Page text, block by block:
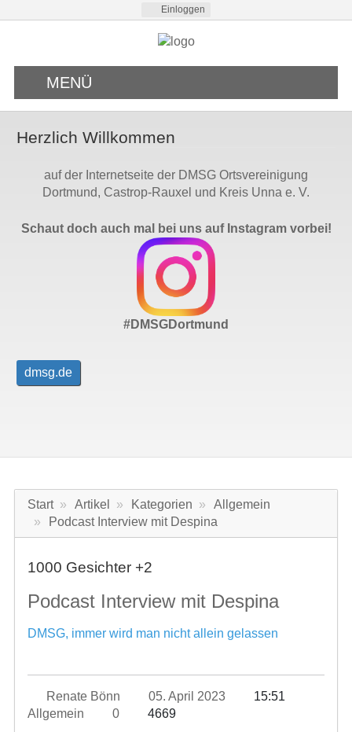
Einloggen
MENÜ
Herzlich Willkommen
auf der Internetseite der DMSG Ortsvereinigung
Dortmund, Castrop-Rauxel und Kreis Unna e. V.
Schaut doch auch mal bei uns auf Instagram vorbei!
#DMSGDortmund
dmsg.de
Start Artikel Kategorien
Allgemein
Podcast Interview mit Despina
1000 Gesichter +2
Podcast Interview mit Despina
DMSG, immer wird man nicht allein gelassen
Renate Bönn 05. April 2023
15:51
Allgemein
0 4669